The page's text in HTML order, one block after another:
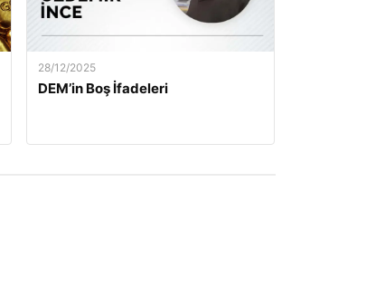
28/12/2025
DEM’in Boş İfadeleri